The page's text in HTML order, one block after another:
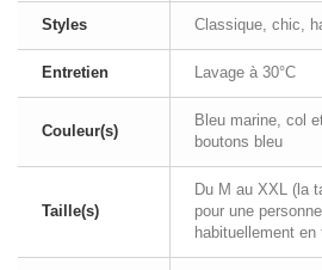
Styles Classique, chic,
Entretien Lavage à 30°C
Couleur(s)
Bleu marine, col
boutons bleu
Taille(s)
Du M au XXL (la
pour une
habituellement en